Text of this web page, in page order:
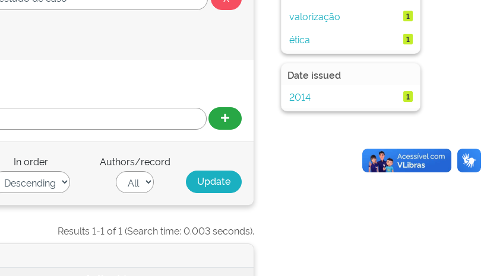
In order Authors/record
Results 1-1 of 1 (Search time: 0.003 seconds).
valorização 1
ética 1
Date issued
2014
1